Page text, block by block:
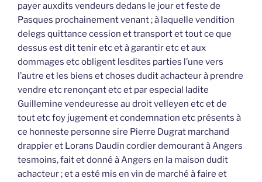
payer auxdits vendeurs dedans le jour et feste de
Pasques prochainement venant ; à laquelle vendition
delegs quittance cession et transport et tout ce que
dessus est dit tenir etc et à garantir etc et aux
dommages etc obligent lesdites parties l’une vers
l’autre et les biens et choses dudit achacteur à prendre
vendre etc renonçant etc et par especial ladite
Guillemine vendeuresse au droit velleyen etc et de
tout etc foy jugement et condemnation etc présents à
ce honneste personne sire Pierre Dugrat marchand
drappier et Lorans Daudin cordier demourant à Angers
tesmoins, fait et donné à Angers en la maison dudit
achacteur ; et a esté mis en vin de marché à faire et